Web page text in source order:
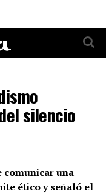
silencio
comunicar una
ético y señaló el